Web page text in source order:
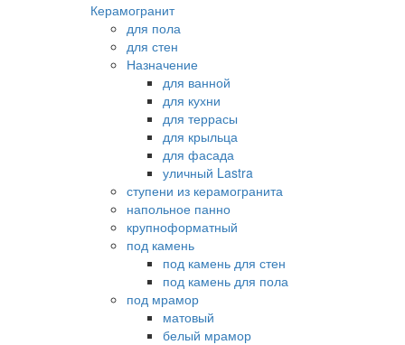
Керамогранит
для пола
для стен
Назначение
для ванной
для кухни
для террасы
для крыльца
для фасада
уличный Lastra
ступени из керамогранита
напольное панно
крупноформатный
под камень
под камень для стен
под камень для пола
под мрамор
матовый
белый мрамор